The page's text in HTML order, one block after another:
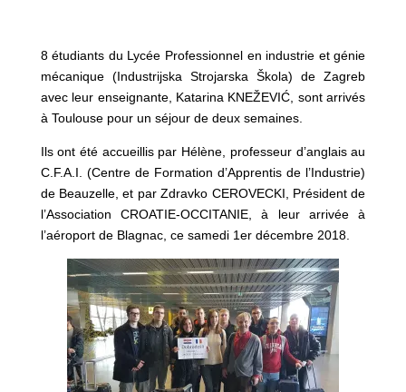
8 étudiants du Lycée Professionnel en industrie et génie
mécanique (Industrijska Strojarska Škola) de Zagreb
avec leur enseignante, Katarina KNEŽEVIĆ, sont arrivés
à Toulouse pour un séjour de deux semaines.
Ils ont été accueillis par Hélène, professeur d’anglais au
C.F.A.I. (Centre de Formation d’Apprentis de l’Industrie)
de Beauzelle, et par Zdravko CEROVECKI, Président de
l’Association CROATIE-OCCITANIE, à leur arrivée à
l’aéroport de Blagnac, ce samedi 1er décembre 2018.